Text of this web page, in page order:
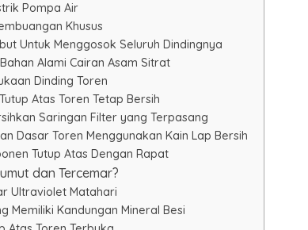
Pompa Air
Khusus
Untuk Menggosok Seluruh Dindingnya
Alami Cairan Asam Sitrat
Dinding Toren
Atas Toren Tetap Bersih
Saringan Filter yang Terpasang
Dasar Toren Menggunakan Kain Lap Bersih
Tutup Atas Dengan Rapat
dan Tercemar?
Ultraviolet Matahari
Memiliki Kandungan Mineral Besi